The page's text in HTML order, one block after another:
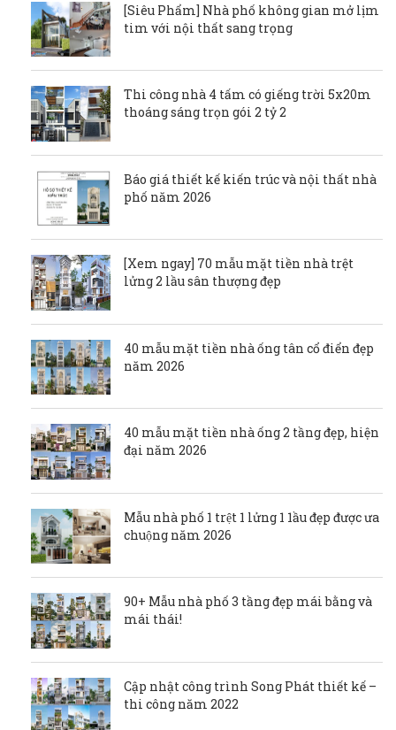
[Siêu Phẩm] Nhà phố không gian mở lịm
tim với nội thất sang trọng
Thi công nhà 4 tấm có giếng trời 5x20m
thoáng sáng trọn gói 2 tỷ 2
Báo giá thiết kế kiến trúc và nội thất nhà
phố năm 2026
[Xem ngay] 70 mẫu mặt tiền nhà trệt
lửng 2 lầu sân thượng đẹp
40 mẫu mặt tiền nhà ống tân cổ điển đẹp
năm 2026
40 mẫu mặt tiền nhà ống 2 tầng đẹp, hiện
đại năm 2026
Mẫu nhà phố 1 trệt 1 lửng 1 1ầu đẹp được ưa
chuộng năm 2026
90+ Mẫu nhà phố 3 tầng đẹp mái bằng và
mái thái!
Cập nhật công trình Song Phát thiết kế –
thi công năm 2022